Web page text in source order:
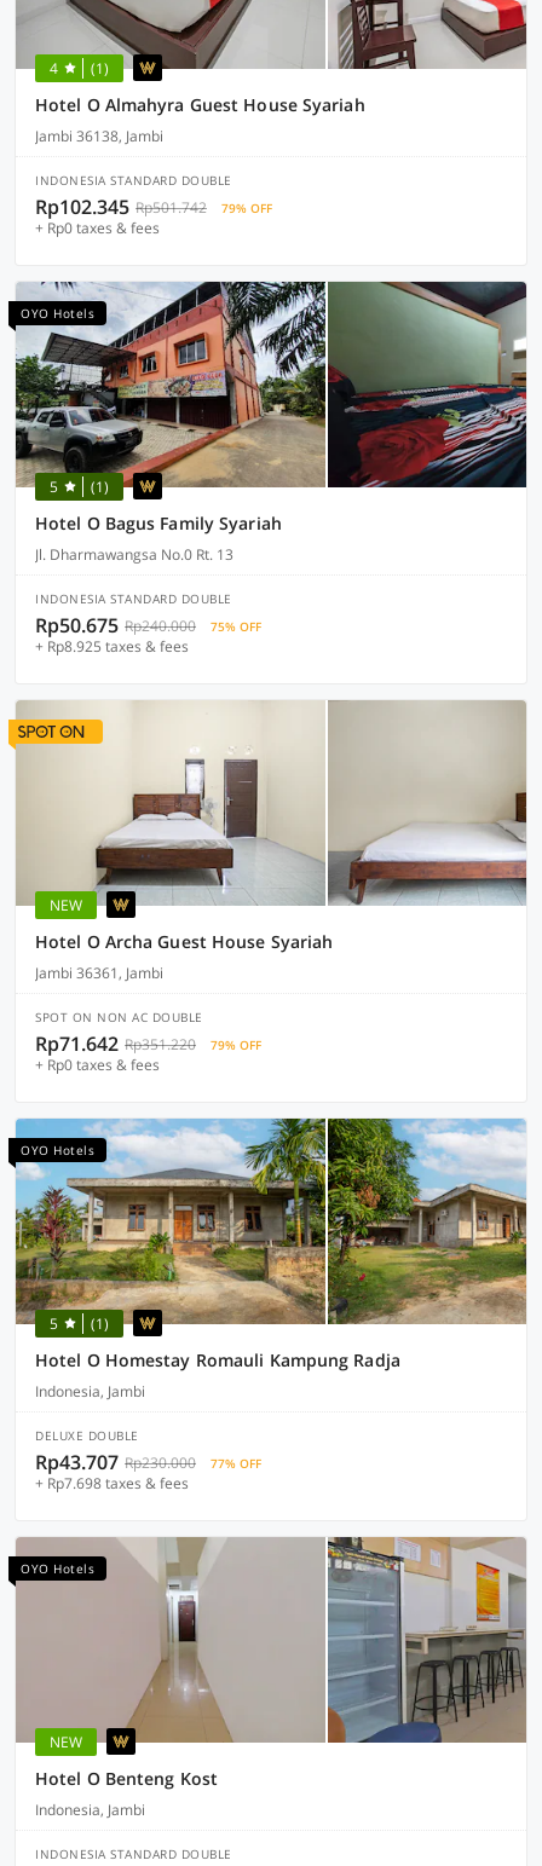
4 (1)
Hotel O Almahyra Guest House Syariah
Jambi 36138, Jambi
INDONESIA STANDARD DOUBLE
Rp102.345 Rp501.742 79% OFF
+ Rp0 taxes & fees
OYO Hotels
5 (1)
Hotel O Bagus Family Syariah
Jl. Dharmawangsa No.0 Rt. 13
INDONESIA STANDARD DOUBLE
Rp50.675 Rp240.000 75% OFF
+ Rp8.925 taxes & fees
NEW
Hotel O Archa Guest House Syariah
Jambi 36361, Jambi
SPOT ON NON AC DOUBLE
Rp71.642 Rp351.220 79% OFF
+ Rp0 taxes & fees
OYO Hotels
5 (1)
Hotel O Homestay Romauli Kampung Radja
Indonesia, Jambi
DELUXE DOUBLE
Rp43.707 Rp230.000 77% OFF
+ Rp7.698 taxes & fees
OYO Hotels
NEW
Hotel O Benteng Kost
Indonesia, Jambi
INDONESIA STANDARD DOUBLE